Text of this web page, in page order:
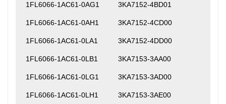
1FL6066-1AC61-0AG1 3KA7152-4BD01
1FL6066-1AC61-0AH1 3KA7152-4CD00
1FL6066-1AC61-0LA1 3KA7152-4DD00
1FL6066-1AC61-0LB1 3KA7153-3AA00
1FL6066-1AC61-0LG1 3KA7153-3AD00
1FL6066-1AC61-0LH1 3KA7153-3AE00